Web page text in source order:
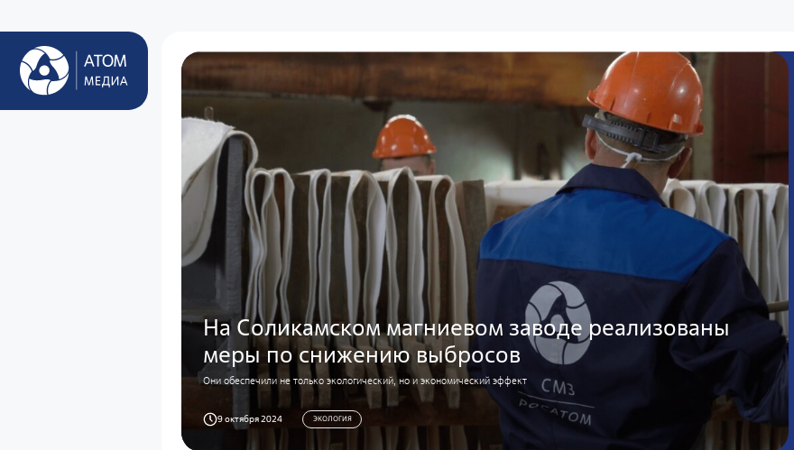
На Соликамском магниевом заводе реализованы
меры по снижению выбросов
Они обеспечили не только экологический, но и экономический эффект
9 октября 2024 ЭКОЛОГИЯ